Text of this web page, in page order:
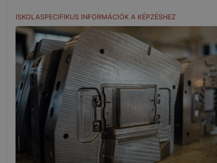
ISKOLASPECIFIKUS INFORMÁCIÓK A KÉPZÉSHEZ